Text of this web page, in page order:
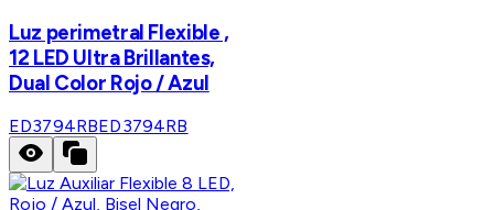
Luz perimetral Flexible ,
12 LED Ultra Brillantes,
Dual Color Rojo / Azul
ED3794RBED3794RB